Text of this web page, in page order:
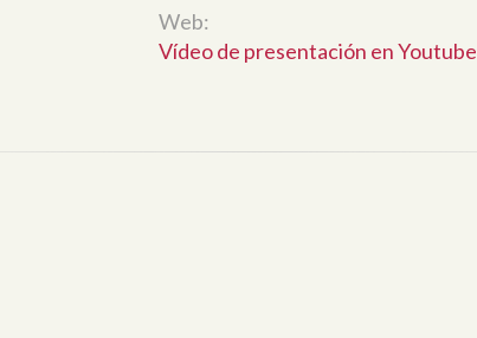
Web:
Vídeo de presentación en Youtube